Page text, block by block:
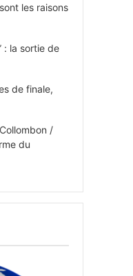
les raisons
: la sortie de
de finale,
/
du